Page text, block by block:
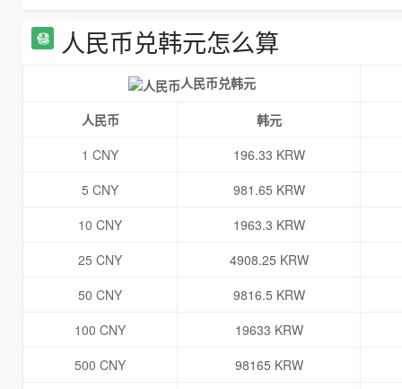
人民币兑韩元怎么算
人民币兑韩元
人民币
韩元
1 CNY
196.33 KRW
5 CNY
981.65 KRW
10 CNY
1963.3 KRW
25 CNY
4908.25 KRW
50 CNY
9816.5 KRW
100 CNY
19633 KRW
500 CNY
98165 KRW